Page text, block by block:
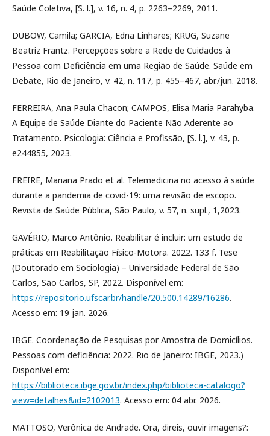
Saúde Coletiva, [S. l.], v. 16, n. 4, p. 2263–2269, 2011.
DUBOW, Camila; GARCIA, Edna Linhares; KRUG, Suzane
Beatriz Frantz. Percepções sobre a Rede de Cuidados à
Pessoa com Deficiência em uma Região de Saúde. Saúde em
Debate, Rio de Janeiro, v. 42, n. 117, p. 455–467, abr./jun. 2018.
FERREIRA, Ana Paula Chacon; CAMPOS, Elisa Maria Parahyba.
A Equipe de Saúde Diante do Paciente Não Aderente ao
Tratamento. Psicologia: Ciência e Profissão, [S. l.], v. 43, p.
e244855, 2023.
FREIRE, Mariana Prado et al. Telemedicina no acesso à saúde
durante a pandemia de covid-19: uma revisão de escopo.
Revista de Saúde Pública, São Paulo, v. 57, n. supl., 1,2023.
GAVÉRIO, Marco Antônio. Reabilitar é incluir: um estudo de
práticas em Reabilitação Físico-Motora. 2022. 133 f. Tese
(Doutorado em Sociologia) – Universidade Federal de São
Carlos, São Carlos, SP, 2022. Disponível em:
https://repositorio.ufscar.br/handle/20.500.14289/16286.
Acesso em: 19 jan. 2026.
IBGE. Coordenação de Pesquisas por Amostra de Domicílios.
Pessoas com deficiência: 2022. Rio de Janeiro: IBGE, 2023.)
Disponível em:
https://biblioteca.ibge.gov.br/index.php/biblioteca-catalogo?
view=detalhes&id=2102013. Acesso em: 04 abr. 2026.
MATTOSO, Verônica de Andrade. Ora, direis, ouvir imagens?: